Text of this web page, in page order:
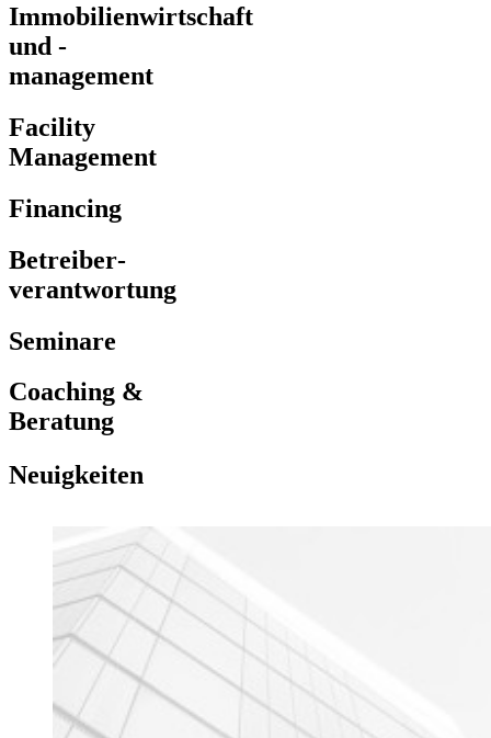
Immobilienwirtschaft
und -
management
Facility
Management
Financing
Betreiber­
verantwortung
Seminare
Coaching &
Beratung
Neuigkeiten